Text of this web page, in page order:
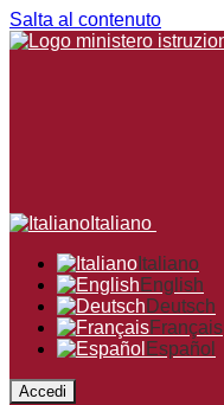
Salta al contenuto
Italiano
Italiano
English
Deutsch
Français
Español
Accedi